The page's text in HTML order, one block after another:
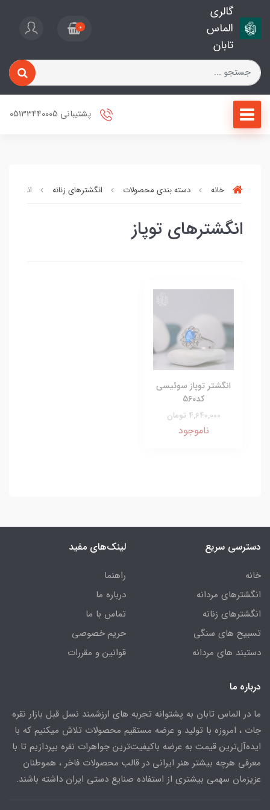
گالری
الماس
تابان
0
پشتیبانی 05133440005
خانه دسته بندی محصولات انگشترهای زنانه
انگشترهای توپاز
انگشتر توپاز سوئیسی
کد560
4,640,000 تومان
ناموجود
دسترسی سریع
خانه
انگشترهای مردانه
انگشترهای زنانه
تسبیح های سنگی
دستبند های مردانه
لینک‌های مفید
راهنما
درباره ما
تماس با ما
حریم خصوصی
قوانین و مقررات
درباره ما
ما در الماس تابان به پشتوانه تجربه های ارزشمند نسل قبل بازار نقره
جات ، امروزه با تولید و عرضه مستقیم محصولات تلاش میکنیم که با
ایده‌آل‌ترین قیمت به عرضه باکیفیت‌ترین جواهرات نقره بپردازیم تا با
معرفی هرچه بیشتر هنر ایرانی در قالب محصولات فاخر ، هموطنان
عزیزمان سهمی بیشتری از استفاده صنایع دستی ایران داشته باشند.